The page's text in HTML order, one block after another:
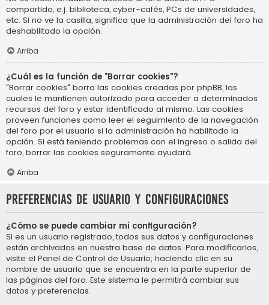
compartido, e.j. biblioteca, cyber-cafés, PCs de universidades,
etc. Si no ve la casilla, significa que la administración del foro ha
deshabilitado la opción.
Arriba
¿Cuál es la función de "Borrar cookies"?
"Borrar cookies" borra las cookies creadas por phpBB, las
cuales le mantienen autorizado para acceder a determinados
recursos del foro y estar identificado al mismo. Las cookies
proveen funciones como leer el seguimiento de la navegación
del foro por el usuario si la administración ha habilitado la
opción. Si está teniendo problemas con el ingreso o salida del
foro, borrar las cookies seguramente ayudará.
Arriba
Preferencias de usuario y configuraciones
¿Cómo se puede cambiar mi configuración?
Si es un usuario registrado, todos sus datos y configuraciones
están archivados en nuestra base de datos. Para modificarlos,
visite el Panel de Control de Usuario; haciendo clic en su
nombre de usuario que se encuentra en la parte superior de
las páginas del foro. Este sistema le permitirá cambiar sus
datos y preferencias.